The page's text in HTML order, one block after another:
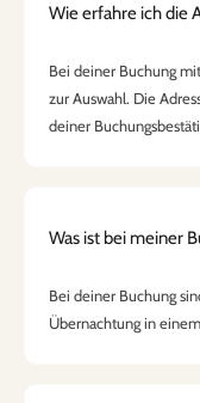
Wie erfahre ich die
Bei deiner Buchung
zur Auswahl. Die
deiner
Was ist bei meiner
Bei deiner Buchung
Übernachtung in